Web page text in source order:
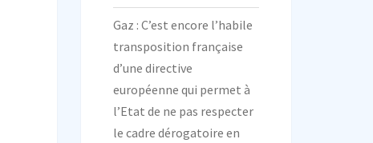
Gaz : C’est encore l’habile
transposition française
d’une directive
européenne qui permet à
l’Etat de ne pas respecter
le cadre dérogatoire en